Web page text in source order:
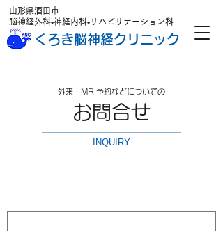
脳神経外科•神経内科•リハビリテーション科
山形県酒田市
くろき脳神経クリニック
外来・MRI予約などについての
お問合せ
INQUIRY